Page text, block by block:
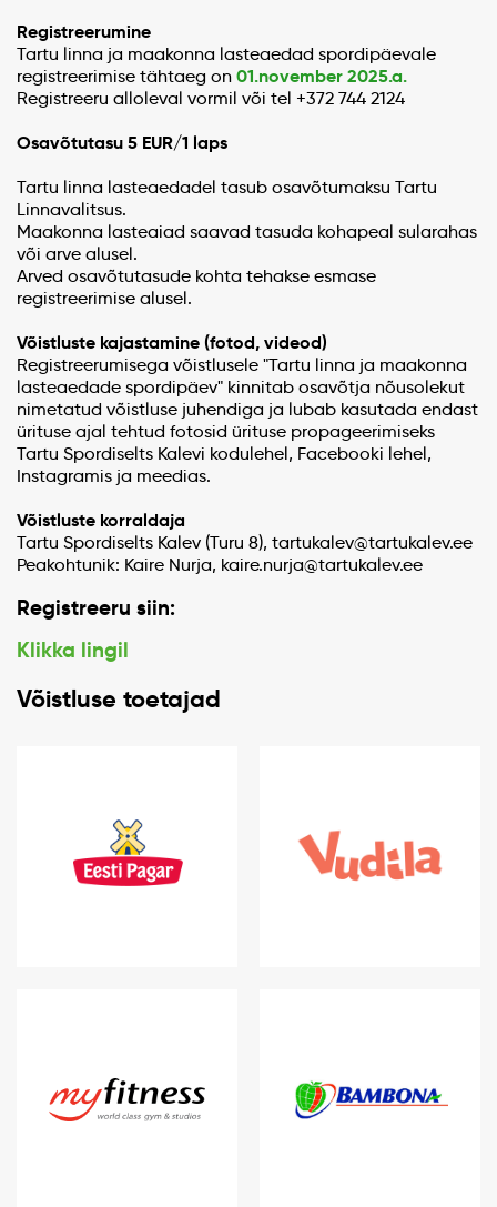
Registreerumine
Tartu linna ja maakonna lasteaedad spordipäevale
registreerimise tähtaeg on 01.november 2025.a.
Registreeru alloleval vormil või tel +372 744 2124
Osavõtutasu 5 EUR/1 laps
Tartu linna lasteaedadel tasub osavõtumaksu Tartu
Linnavalitsus.
Maakonna lasteaiad saavad tasuda kohapeal sularahas
või arve alusel.
Arved osavõtutasude kohta tehakse esmase
registreerimise alusel.
Võistluste kajastamine (fotod, videod)
Registreerumisega võistlusele "Tartu linna ja maakonna
lasteaedade spordipäev" kinnitab osavõtja nõusolekut
nimetatud võistluse juhendiga ja lubab kasutada endast
ürituse ajal tehtud fotosid ürituse propageerimiseks
Tartu Spordiselts Kalevi kodulehel, Facebooki lehel,
Instagramis ja meedias.
Võistluste korraldaja
Tartu Spordiselts Kalev (Turu 8), tartukalev@tartukalev.ee
Peakohtunik: Kaire Nurja, kaire.nurja@tartukalev.ee
Registreeru siin:
Klikka lingil
Võistluse toetajad